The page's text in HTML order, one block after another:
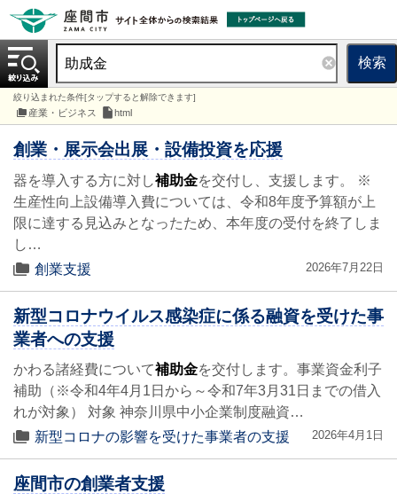
検索
絞り込まれた条件[タップすると解除できます]
産業・ビジネス html
創業・展示会出展・設備投資を応援
器を導入する方に対し補助金を交付し、支援します。 ※
生産性向上設備導入費については、令和8年度予算額が上
限に達する見込みとなったため、本年度の受付を終了しま
し…
創業支援
2026年7月22日
新型コロナウイルス感染症に係る融資を受けた事
業者への支援
かわる諸経費について補助金を交付します。事業資金利子
補助（※令和4年4月1日から～令和7年3月31日までの借入
れが対象） 対象 神奈川県中小企業制度融資…
新型コロナの影響を受けた事業者の支援
2026年4月1日
座間市の創業者支援